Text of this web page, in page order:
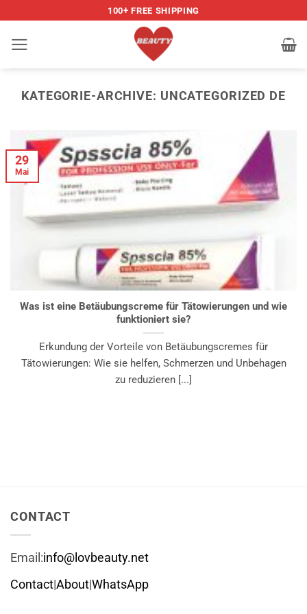
springen
100+ FREE SHIPPING
KATEGORIE-ARCHIVE: UNCATEGORIZED DE
Was ist eine Betäubungscreme für Tätowierungen und wie
funktioniert sie?
Erkundung der Vorteile von Betäubungscremes für
Tätowierungen: Wie sie helfen, Schmerzen und Unbehagen
zu reduzieren [...]
29
Mai
CONTACT
Email:info@lovbeauty.net
Contact|About|WhatsApp